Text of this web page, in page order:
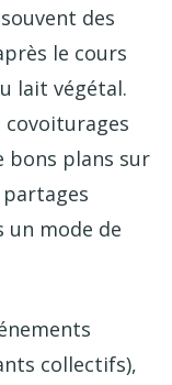
des
le cours
lait végétal.
covoiturages
bons plans sur
partages
un mode de
collectifs),